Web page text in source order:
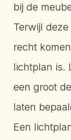
bij de
Terwijl
recht
lichtplan is.
een groot
laten
Een